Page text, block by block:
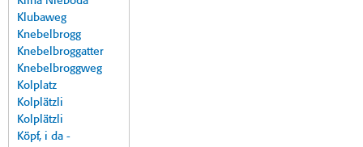
Klubaweg
Knebelbrogg
Knebelbroggatter
Knebelbroggweg
Kolplatz
Kolplätzli
Kolplätzli
Köpf, i da -